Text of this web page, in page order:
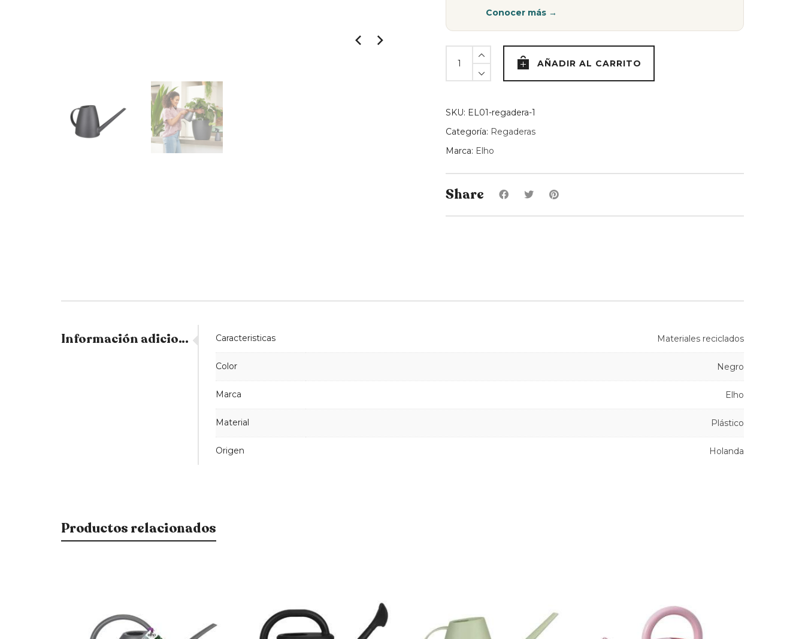
Conocer más →
Regadera
brussels
negra
1,8
quantity
AÑADIR AL CARRITO
SKU: EL01-regadera-1
Categoría: Regaderas
Marca: Elho
Share
Información adicional Caracteristicas Materiales reciclados
Color Negro
Marca Elho
Material Plástico
Origen Holanda
Productos relacionados
$290